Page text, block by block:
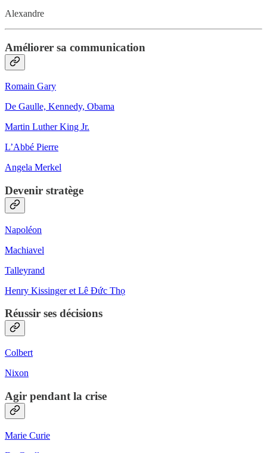
Alexandre
Améliorer sa communication
Romain Gary
De Gaulle, Kennedy, Obama
Martin Luther King Jr.
L’Abbé Pierre
Angela Merkel
Devenir stratège
Napoléon
Machiavel
Talleyrand
Henry Kissinger et Lê Đức Thọ
Réussir ses décisions
Colbert
Nixon
Agir pendant la crise
Marie Curie